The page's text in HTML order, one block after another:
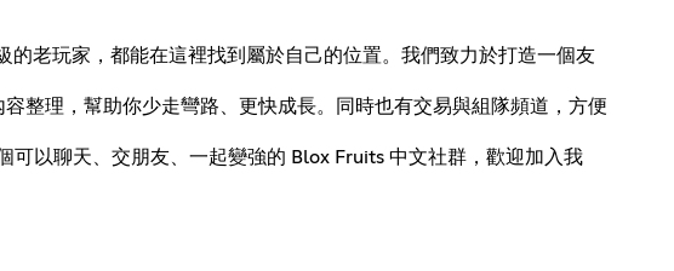
的老玩家，都能在這裡找到屬於自己的位置。我們致力於打造一個友
整理，幫助你少走彎路、更快成長。同時也有交易與組隊頻道，方便
以聊天、交朋友、一起變強的 Blox Fruits 中文社群，歡迎加入我